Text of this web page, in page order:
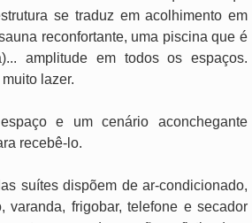
se traduz em acolhimento em
reconfortante, uma piscina que é
amplitude em todos os espaços.
lazer.
e um cenário aconchegante
recebê-lo.
suítes dispõem de ar-condicionado,
varanda, frigobar, telefone e secador